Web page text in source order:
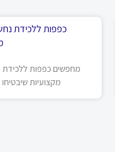
כפפות ללכידת
מחפשים כפפות ללכידת
מקצועיות